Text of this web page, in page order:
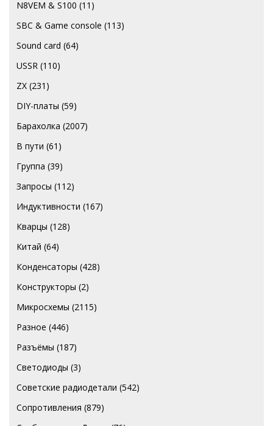
N8VEM & S100 (11)
SBC & Game console (113)
Sound card (64)
USSR (110)
ZX (231)
DIY-платы (59)
Барахолка (2007)
В пути (61)
Группа (39)
Запросы (112)
Индуктивности (167)
Кварцы (128)
Китай (64)
Конденсаторы (428)
Конструкторы (2)
Микросхемы (2115)
Разное (446)
Разъёмы (187)
Светодиоды (3)
Советские радиодетали (542)
Сопротивления (879)